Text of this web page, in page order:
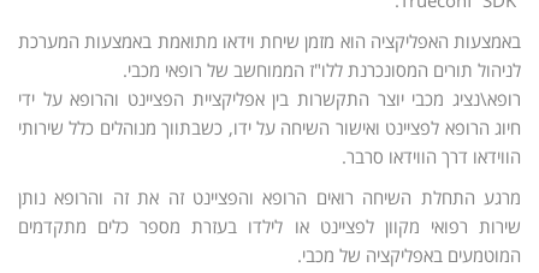
באמצעות האפליקציה הוא מזמן שיחת וידאו מתואמת באמצעות המערכת
לניהול תורים המסונכרנת ללו"ז הממוחשב של רופאי מכבי.
רופא\נציג מכבי יוצר התקשרות בין אפליקציית הפציינט והרופא על ידי
חיוג הרופא לפציינט ואישור השיחה על ידו, כשבתווך מנוהלים כלל שירותי
הווידאו דרך הווידאו סרבר.
מרגע התחלת השיחה רואים הרופא והפציינט זה את זה והרופא נותן
שירות רפואי מקוון לפציינט או לילדו בעזרת מספר כלים מתקדמים
המוטמעים באפליקציה של מכבי.